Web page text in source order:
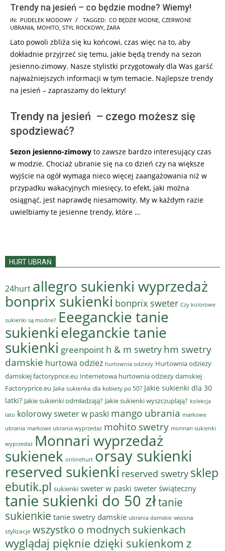
Trendy na jesień – co będzie modne? Wiemy!
2025-
07-
18
IN: PUDELEK MODOWY TAGGED: CO BĘDZIE MODNE, CZERWONE
UBRANIA, MOHITO, STYL ROCKOWY, ZARA
Lato powoli zbliża się ku końcowi, czas więc na to, aby
dokładnie przyjrzeć się temu, jakie będą trendy na sezon
jesienno-zimowy. Nasze stylistki przygotowały dla Was garść
najważniejszych informacji w tym temacie. Najlepsze trendy
na jesień – zapraszamy do lektury!
Trendy na jesień – czego możesz się
spodziewać?
Sezon jesienno-zimowy to zawsze bardzo interesujący czas
w modzie. Chociaż ubranie się na co dzień czy na większe
wyjście na ogół wymaga nieco więcej zaangażowania niż w
przypadku wakacyjnych miesięcy, to efekt, jaki można
osiągnąć, jest naprawdę niesamowity. My w każdym razie
uwielbiamy te jesienne trendy, które …
HURT UBRAŃ
24hurt allegro sukienki wyprzedaż
bonprix sukienki bonprix sweter Czy kolorowe
sukienki są modne? Eeeganckie tanie
sukienkieleganckie tanie
sukienki greenpoint h & m swetry hm swetry
damskie hurtowa odziez hurtownia odzieży Hurtownia odzieży
damskiej factoryprice.eu Internetowa hurtownia odzieży damskiej
Factoryprice.eu Jaka sukienka dla kobiety po 50? Jakie sukienki dla 30
latki? Jakie sukienki odmładzają? Jakie sukienki wyszczuplają? kolekcja
lato kolorowy sweter w paski mango ubrania markowe
ubrania markowe ubrania wyprzedaż mohito swetry monnari sukienki
wyprzedaż Monnari wyprzedaż
sukienek onlinehurt orsay sukienki
reserved sukienki reserved swetry sklep
ebutik.pl sukienki sweter w paski sweter świąteczny
tanie sukienki do 50 złtanie
sukienkie tanie swetry damskie ubrania damskie wiosna
stylizacje wszystko o modnych sukienkach
wyglądaj pięknie dzięki sukienkom z